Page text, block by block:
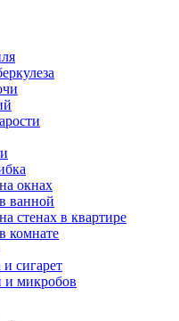
окнах
ванной
стенах в квартире
комнате
и сигарет
и микробов